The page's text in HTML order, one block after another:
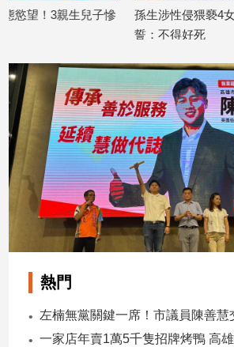
推
薦
技/
遊
戲
運
動
物
Pet
影
音
專
區
孫生涉性侵猥褻4女判刑9月！還曾發毒
熱門